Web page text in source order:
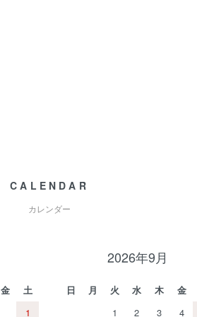
CALENDAR
カレンダー
金
土
1
2026年9月
日 月 火 水 木
金
1
2 3
4